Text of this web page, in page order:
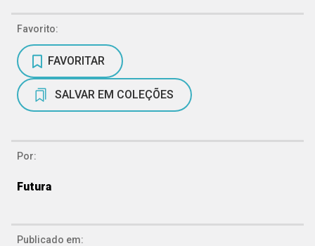
Favorito:
FAVORITAR
SALVAR EM COLEÇÕES
Por:
Futura
Publicado em: